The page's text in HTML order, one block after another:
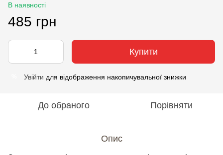
В наявності
485 грн
Купити
Увійти для відображення накопичувальної знижки
До обраного Порівняти
Опис